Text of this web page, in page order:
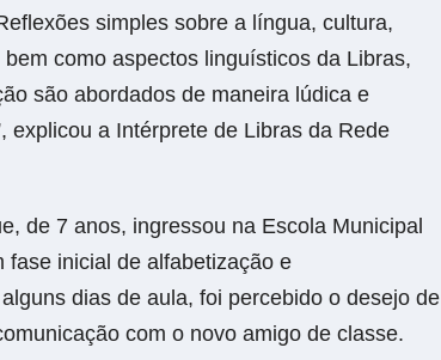
simples sobre a língua, cultura,
como aspectos linguísticos da Libras,
são abordados de maneira lúdica e
explicou a Intérprete de Libras da Rede
de 7 anos, ingressou na Escola Municipal
fase inicial de alfabetização e
dias de aula, foi percebido o desejo de
com o novo amigo de classe.